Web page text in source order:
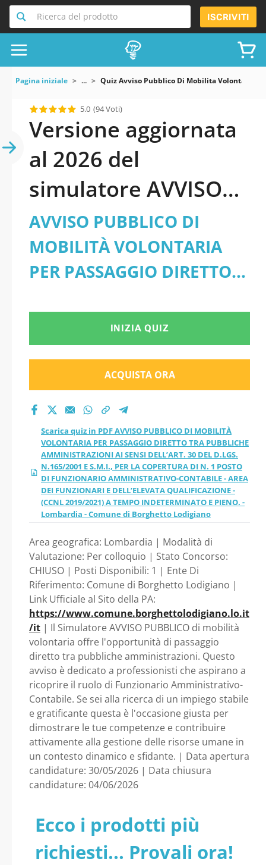
Ricerca del prodotto ISCRIVITI
Pagina iniziale ... Quiz Avviso Pubblico Di Mobilita Volontaria
5.0 (94 Voti)
Versione aggiornata
al 2026 del
simulatore AVVISO
PUBBLICO DI
MOBILITÀ
VOLONTARIA PER
PASSAGGIO DIRETTO
TRA PUBBLICHE
AMMINISTRAZIONI AI
SENSI DELL’ART. 30
DEL D.LGS.
N.165/2001 E S.M.I.,
PER LA COPERTURA
DI N. 1 POSTO DI
FUNZIONARIO
AMMINISTRATIVO-
CONTABILE - AREA
DEI FUNZIONARI E
DELL’ELEVATA
QUALIFICAZIONE -
(CCNL 2019/2021) A
TEMPO
INDETERMINATO E
PIENO. - Lombardia -
Comune di Borghetto
AVVISO PUBBLICO DI
MOBILITÀ VOLONTARIA
PER PASSAGGIO DIRETTO
AMMINISTRAZIONI AI
SENSI DELL’ART. 30 DEL
D.LGS. N.165/2001 E S.M.I.,
PER LA COPERTURA DI N. 1
POSTO DI FUNZIONARIO
AMMINISTRATIVO-
CONTABILE - AREA DEI
FUNZIONARI E
DELL’ELEVATA
QUALIFICAZIONE - (CCNL
2019/2021) A TEMPO
INDETERMINATO E PIENO.
- Lombardia - Comune di
Borghetto Lodigiano
INIZIA QUIZ
ACQUISTA ORA
Scarica quiz in PDF AVVISO PUBBLICO DI MOBILITÀ
VOLONTARIA PER PASSAGGIO DIRETTO TRA PUBBLICHE
AMMINISTRAZIONI AI SENSI DELL’ART. 30 DEL D.LGS.
N.165/2001 E S.M.I., PER LA COPERTURA DI N. 1 POSTO
DI FUNZIONARIO AMMINISTRATIVO-CONTABILE - AREA
DEI FUNZIONARI E DELL’ELEVATA QUALIFICAZIONE -
(CCNL 2019/2021) A TEMPO INDETERMINATO E PIENO. -
Lombardia - Comune di Borghetto Lodigiano
Area geografica: Lombardia | Modalità di
Valutazione: Per colloquio | Stato Concorso:
CHIUSO | Posti Disponibili: 1 | Ente Di
Riferimento: Comune di Borghetto Lodigiano |
Link Ufficiale al Sito della PA:
https://www.comune.borghettolodigiano.lo.it
/it | Il Simulatore AVVISO PUBBLICO di mobilità
volontaria offre l'opportunità di passaggio
diretto tra pubbliche amministrazioni. Questo
avviso è dedicato a professionisti che aspirano a
ricoprire il ruolo di Funzionario Amministrativo-
Contabile. Se sei alla ricerca di un impiego stabile
e gratificante questa è l'occasione giusta per
dimostrare le tue competenze e contribuire
attivamente alla gestione delle risorse umane in
un contesto dinamico e sfidante. | Data apertura
candidature: 30/05/2026 | Data chiusura
candidature: 04/06/2026
Ecco i prodotti più
richiesti... Provali ora!